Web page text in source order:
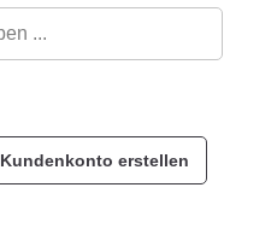
Kundenkonto erstellen